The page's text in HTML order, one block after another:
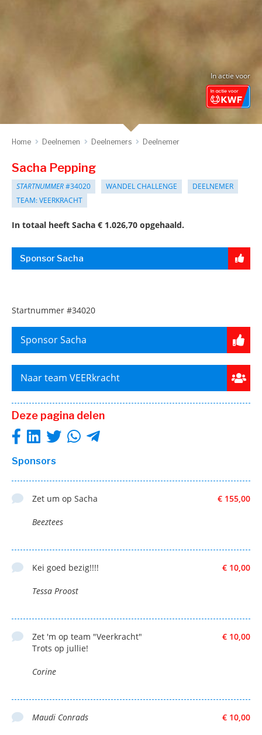
In actie voor
Home Deelnemen Deelnemers Deelnemer
Sacha Pepping
STARTNUMMER#34020 WANDEL CHALLENGE
DEELNEMER
TEAM: VEERKRACHT
In totaal heeft Sacha € 1.026,70 opgehaald.
Sponsor Sacha
Startnummer #34020
Sponsor Sacha
Naar team VEERkracht
Deze pagina delen
Sponsors
€ 155,00
Zet um op Sacha
Beeztees
€ 10,00
Kei goed bezig!!!!
Tessa Proost
€ 10,00
Zet 'm op team "Veerkracht"
Trots op jullie!
Corine
€ 10,00
Maudi Conrads